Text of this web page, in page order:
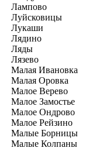
Лампово
Луйсковицы
Лукаши
Лядино
Ляды
Лязево
Малая Ивановка
Малая Оровка
Малое Верево
Малое Замостье
Малое Ондрово
Малое Рейзино
Малые Борницы
Малые Колпаны